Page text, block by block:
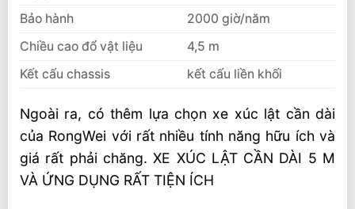
Bảo hành
2000 giờ/năm
Chiều cao đổ vật liệu
4,5 m
Kết cấu chassis
kết cấu liền khối
Ngoài ra, có thêm lựa chọn xe xúc lật cần dài
của RongWei với rất nhiều tính năng hữu ích và
giá rất phải chăng. XE XÚC LẬT CẦN DÀI 5 M
VÀ ỨNG DỤNG RẤT TIỆN ÍCH